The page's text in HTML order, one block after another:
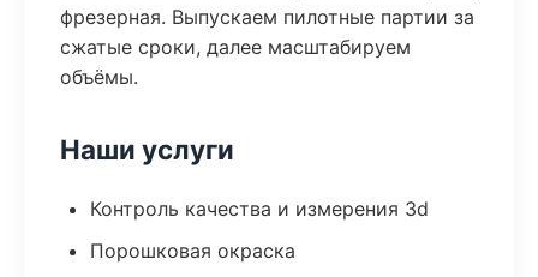
фрезерная. Выпускаем пилотные партии за
сжатые сроки, далее масштабируем
объёмы.
Наши услуги
Контроль качества и измерения 3d
Порошковая окраска